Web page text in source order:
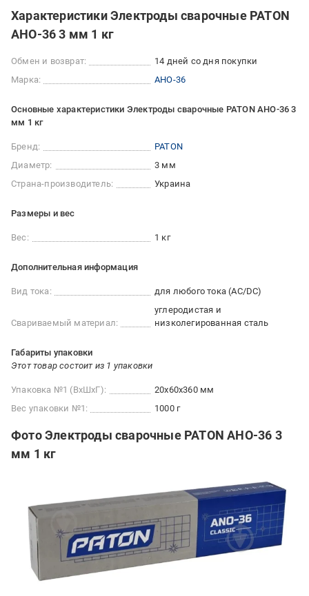
Характеристики Электроды сварочные PATON
АНО-36 3 мм 1 кг
Обмен и возврат:
14 дней со дня покупки
Марка:
АНО-36
Основные характеристики Электроды сварочные PATON АНО-36 3
мм 1 кг
Бренд:
PATON
Диаметр:
3 мм
Страна-производитель:
Украина
Размеры и вес
Вес: 1 кг
Дополнительная информация
Вид тока: для любого тока (AC/DC)
Свариваемый материал:
углеродистая и
низколегированная сталь
Габариты упаковки
Этот товар состоит из 1 упаковки
Упаковка №1 (ВхШхГ):
20x60x360 мм
Вес упаковки №1:
1000 г
Фото Электроды сварочные PATON АНО-36 3
мм 1 кг